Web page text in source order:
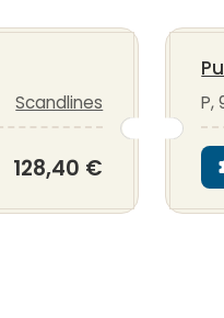
Scandlines
128,40 €
P,